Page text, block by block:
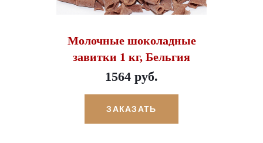
Молочные шоколадные
завитки 1 кг, Бельгия
1564 руб.
ЗАКАЗАТЬ